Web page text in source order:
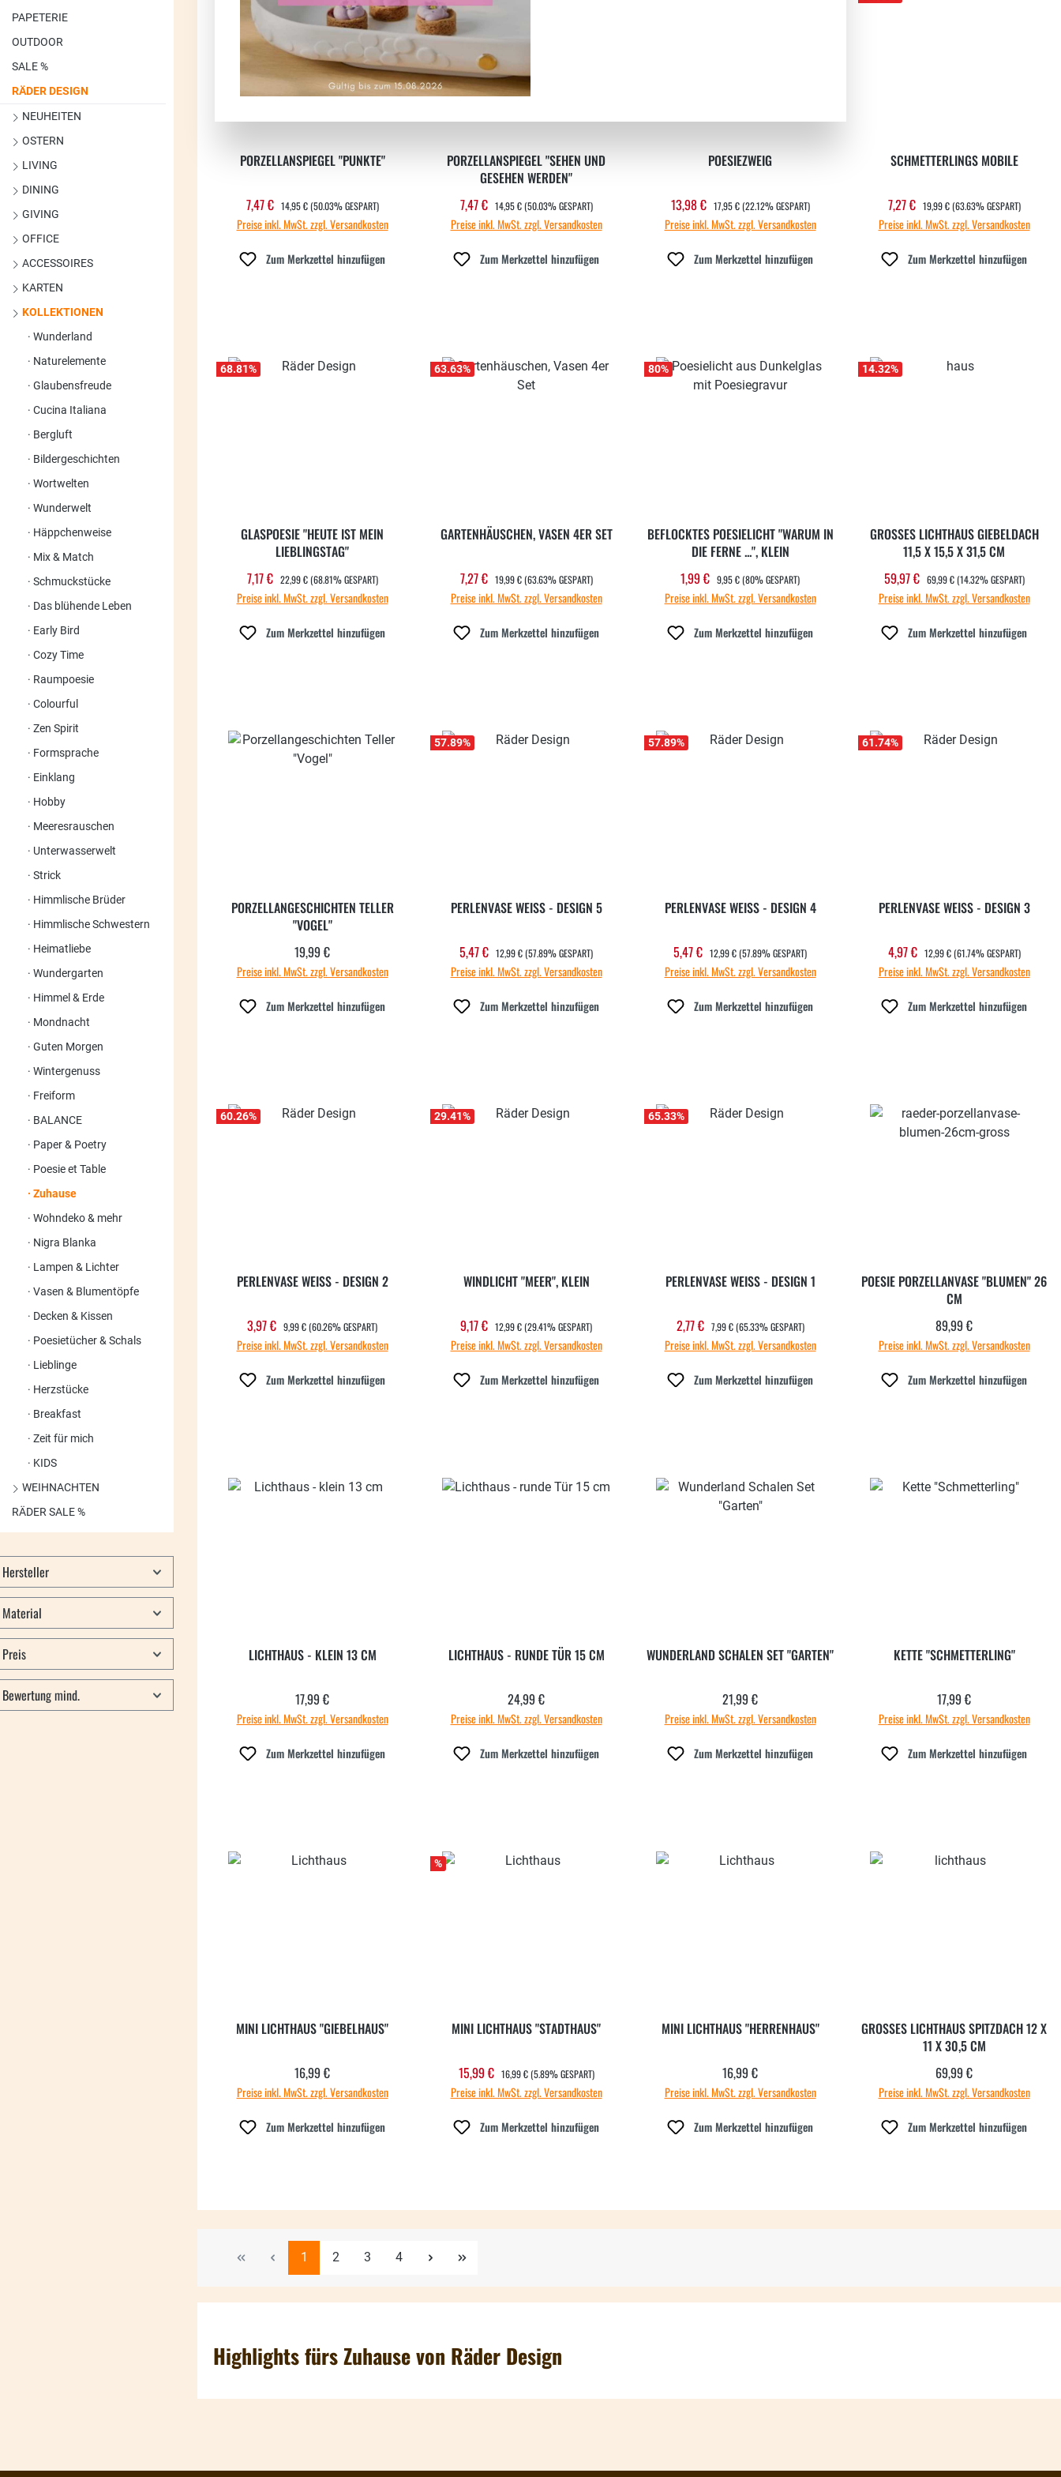
PAPETERIE
OUTDOOR
SALE %
RÄDER DESIGN
NEUHEITEN
OSTERN
LIVING
DINING
GIVING
OFFICE
ACCESSOIRES
KARTEN
KOLLEKTIONEN
Wunderland
Naturelemente
Glaubensfreude
Cucina Italiana
Bergluft
Bildergeschichten
Wortwelten
Wunderwelt
Häppchenweise
Mix & Match
Schmuckstücke
Das blühende Leben
Early Bird
Cozy Time
Raumpoesie
Colourful
Zen Spirit
Formsprache
Einklang
Hobby
Meeresrauschen
Unterwasserwelt
Strick
Himmlische Brüder
Himmlische Schwestern
Heimatliebe
Wundergarten
Himmel & Erde
Mondnacht
Guten Morgen
Wintergenuss
Freiform
BALANCE
Paper & Poetry
Poesie et Table
Zuhause
Wohndeko & mehr
Nigra Blanka
Lampen & Lichter
Vasen & Blumentöpfe
Decken & Kissen
Poesietücher & Schals
Lieblinge
Herzstücke
Breakfast
Zeit für mich
KIDS
WEIHNACHTEN
RÄDER SALE %
Hersteller
Material
Preis
Bewertung mind.
Neu
PORZELLANSPIEGEL "PUNKTE"
Verkaufspreis:
7,47 € REGULÄRER PREIS:
14,95 € (50.03% GESPART)
Preise inkl. MwSt. zzgl. Versandkosten
Zum Merkzettel hinzufügen
Neu
PORZELLANSPIEGEL "SEHEN UND
GESEHEN WERDEN"
Verkaufspreis:
7,47 € REGULÄRER PREIS:
14,95 € (50.03% GESPART)
Preise inkl. MwSt. zzgl. Versandkosten
Zum Merkzettel hinzufügen
POESIEZWEIG
Verkaufspreis:
13,98 € REGULÄRER PREIS:
17,95 € (22.12% GESPART)
Preise inkl. MwSt. zzgl. Versandkosten
Zum Merkzettel hinzufügen
SCHMETTERLINGS MOBILE
Verkaufspreis:
7,27 € REGULÄRER PREIS:
19,99 € (63.63% GESPART)
Preise inkl. MwSt. zzgl. Versandkosten
Zum Merkzettel hinzufügen
68.81%
GLASPOESIE "HEUTE IST MEIN
LIEBLINGSTAG"
Verkaufspreis:
7,17 € REGULÄRER PREIS:
22,99 € (68.81% GESPART)
Preise inkl. MwSt. zzgl. Versandkosten
Zum Merkzettel hinzufügen
63.63%
GARTENHÄUSCHEN, VASEN 4ER SET
Verkaufspreis:
7,27 € REGULÄRER PREIS:
19,99 € (63.63% GESPART)
Preise inkl. MwSt. zzgl. Versandkosten
Zum Merkzettel hinzufügen
80%
BEFLOCKTES POESIELICHT "WARUM IN
DIE FERNE ...", KLEIN
Verkaufspreis:
1,99 € REGULÄRER PREIS:
9,95 €(80% GESPART)
Preise inkl. MwSt. zzgl. Versandkosten
Zum Merkzettel hinzufügen
14.32%
GROSSES LICHTHAUS GIEBELDACH 1
1,5 X 15,5 X 31,5 CM
Verkaufspreis:
59,97 € REGULÄRER PREIS:
69,99 € (14.32% GESPART)
Preise inkl. MwSt. zzgl. Versandkosten
Zum Merkzettel hinzufügen
PORZELLANGESCHICHTEN TELLER
"VOGEL"
Regulärer Preis:
19,99 €
Preise inkl. MwSt. zzgl. Versandkosten
Zum Merkzettel hinzufügen
57.89%
PERLENVASE WEISS - DESIGN 5
Verkaufspreis:
5,47 € REGULÄRER PREIS:
12,99 €(57.89% GESPART)
Preise inkl. MwSt. zzgl. Versandkosten
Zum Merkzettel hinzufügen
57.89%
PERLENVASE WEISS - DESIGN 4
Verkaufspreis:
5,47 € REGULÄRER PREIS:
12,99 €(57.89% GESPART)
Preise inkl. MwSt. zzgl. Versandkosten
Zum Merkzettel hinzufügen
61.74%
PERLENVASE WEISS - DESIGN 3
Verkaufspreis:
4,97 € REGULÄRER PREIS:
12,99 € (61.74% GESPART)
Preise inkl. MwSt. zzgl. Versandkosten
Zum Merkzettel hinzufügen
60.26%
PERLENVASE WEISS - DESIGN 2
Verkaufspreis:
3,97 € REGULÄRER PREIS:
9,99 €(60.26% GESPART)
Preise inkl. MwSt. zzgl. Versandkosten
Zum Merkzettel hinzufügen
29.41%
WINDLICHT "MEER", KLEIN
Verkaufspreis:
9,17 € REGULÄRER PREIS:
12,99 €(29.41% GESPART)
Preise inkl. MwSt. zzgl. Versandkosten
Zum Merkzettel hinzufügen
65.33%
PERLENVASE WEISS - DESIGN 1
Verkaufspreis:
2,77 € REGULÄRER PREIS:
7,99 € (65.33% GESPART)
Preise inkl. MwSt. zzgl. Versandkosten
Zum Merkzettel hinzufügen
POESIE PORZELLANVASE "BLUMEN" 26
CM
Regulärer Preis:
89,99 €
Preise inkl. MwSt. zzgl. Versandkosten
Zum Merkzettel hinzufügen
LICHTHAUS - KLEIN 13 CM
Regulärer Preis:
17,99 €
Preise inkl. MwSt. zzgl. Versandkosten
Zum Merkzettel hinzufügen
LICHTHAUS - RUNDE TÜR 15 CM
Regulärer Preis:
24,99 €
Preise inkl. MwSt. zzgl. Versandkosten
Zum Merkzettel hinzufügen
WUNDERLAND SCHALEN SET "GARTEN"
Regulärer Preis:
21,99 €
Preise inkl. MwSt. zzgl. Versandkosten
Zum Merkzettel hinzufügen
KETTE "SCHMETTERLING"
Regulärer Preis:
17,99 €
Preise inkl. MwSt. zzgl. Versandkosten
Zum Merkzettel hinzufügen
MINI LICHTHAUS "GIEBELHAUS"
Regulärer Preis:
16,99 €
Preise inkl. MwSt. zzgl. Versandkosten
Zum Merkzettel hinzufügen
%
MINI LICHTHAUS "STADTHAUS"
Verkaufspreis:
15,99 € REGULÄRER PREIS:
16,99 € (5.89% GESPART)
Preise inkl. MwSt. zzgl. Versandkosten
Zum Merkzettel hinzufügen
MINI LICHTHAUS "HERRENHAUS"
Regulärer Preis:
16,99 €
Preise inkl. MwSt. zzgl. Versandkosten
Zum Merkzettel hinzufügen
GROSSES LICHTHAUS SPITZDACH 12 X
11 X 30,5 CM
Regulärer Preis:
69,99 €
Preise inkl. MwSt. zzgl. Versandkosten
Zum Merkzettel hinzufügen
Seite
1 Seite
2 Seite
3 Seite
4
Highlights fürs Zuhause von Räder Design